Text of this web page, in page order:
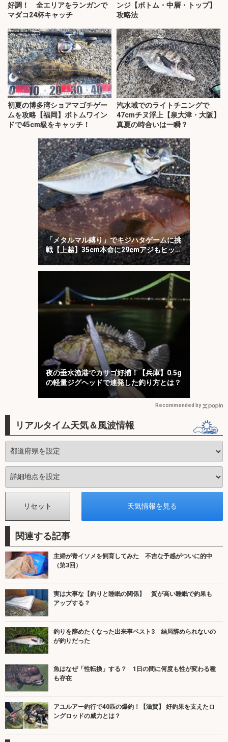
好調！ 全エリアをランガンで
マダコ24杯キャッチ
ンジ【ボトム・中層・トップ】
攻略法
初夏の博多湾ショアマゴチゲー
ムを攻略【福岡】ボトムワイン
ドで45cm級をキャッチ！
汽水域でのライトチニングで
47cmチヌ浮上【泉大津・大阪】
真夏の時合いは一瞬？
「メタルマル縛り」でキジハタゲームに挑
戦【上越】35cm本命に29cmアジもヒッ
ト！
夜の垂水漁港でカサゴ好捕！【兵庫】0.5g
の軽量ジグヘッドで連発した釣り方とは？
Recommended by
リアルタイム天気＆風波情報
関連する記事
主婦が青イソメを飼育してみた 不吉な予感がついに的中
（第3回）
実は大事な【釣りと睡眠の関係】 質が高い睡眠で釣果も
アップする？
釣りを辞めたくなった出来事ベスト3 結局辞められないの
が釣りだった
魚はなぜ「性転換」する？ 1日の間に何度も性が変わる種
も存在
アユルアー釣行で40匹の爆釣！【滋賀】 好釣果を支えたロ
ングロッドの威力とは？